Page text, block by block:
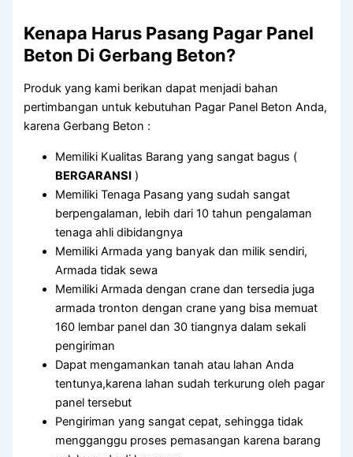
Kenapa Harus Pasang Pagar Panel
Beton Di Gerbang Beton?
Produk yang kami berikan dapat menjadi bahan
pertimbangan untuk kebutuhan Pagar Panel Beton Anda,
karena Gerbang Beton :
Memiliki Kualitas Barang yang sangat bagus (
BERGARANSI )
Memiliki Tenaga Pasang yang sudah sangat
berpengalaman, lebih dari 10 tahun pengalaman
tenaga ahli dibidangnya
Memiliki Armada yang banyak dan milik sendiri,
Armada tidak sewa
Memiliki Armada dengan crane dan tersedia juga
armada tronton dengan crane yang bisa memuat
160 lembar panel dan 30 tiangnya dalam sekali
pengiriman
Dapat mengamankan tanah atau lahan Anda
tentunya,karena lahan sudah terkurung oleh pagar
panel tersebut
Pengiriman yang sangat cepat, sehingga tidak
mengganggu proses pemasangan karena barang